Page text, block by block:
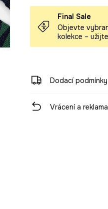
Final Sale
Objevte
kolekce –
Dodací podmínky
Vrácení a